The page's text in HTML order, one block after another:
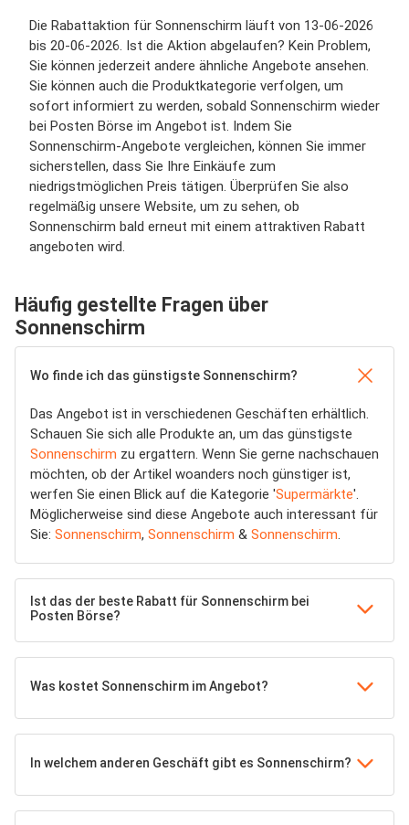
Die Rabattaktion für Sonnenschirm läuft von 13-06-2026
bis 20-06-2026. Ist die Aktion abgelaufen? Kein Problem,
Sie können jederzeit andere ähnliche Angebote ansehen.
Sie können auch die Produktkategorie verfolgen, um
sofort informiert zu werden, sobald Sonnenschirm wieder
bei Posten Börse im Angebot ist. Indem Sie
Sonnenschirm-Angebote vergleichen, können Sie immer
sicherstellen, dass Sie Ihre Einkäufe zum
niedrigstmöglichen Preis tätigen. Überprüfen Sie also
regelmäßig unsere Website, um zu sehen, ob
Sonnenschirm bald erneut mit einem attraktiven Rabatt
angeboten wird.
Häufig gestellte Fragen über
Sonnenschirm
Wo finde ich das günstigste Sonnenschirm?
Das Angebot ist in verschiedenen Geschäften erhältlich.
Schauen Sie sich alle Produkte an, um das günstigste
Sonnenschirm zu ergattern. Wenn Sie gerne nachschauen
möchten, ob der Artikel woanders noch günstiger ist,
werfen Sie einen Blick auf die Kategorie 'Supermärkte'.
Möglicherweise sind diese Angebote auch interessant für
Sie: Sonnenschirm, Sonnenschirm & Sonnenschirm.
Ist das der beste Rabatt für Sonnenschirm bei
Posten Börse?
Was kostet Sonnenschirm im Angebot?
In welchem anderen Geschäft gibt es Sonnenschirm?